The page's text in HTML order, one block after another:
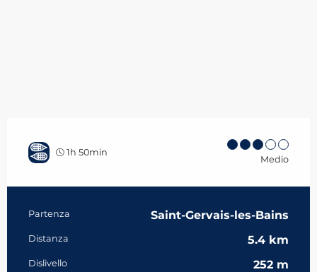
1h 50min
Medio
Informazioni pratiche
Partenza Saint-Gervais-les-Bains
Distanza 5.4 km
Dislivello 252 m